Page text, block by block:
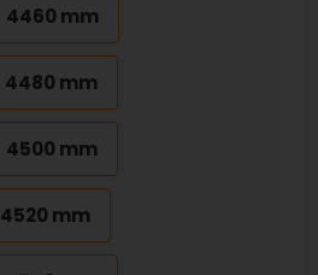
4460 mm
4480 mm
4500 mm
4520 mm